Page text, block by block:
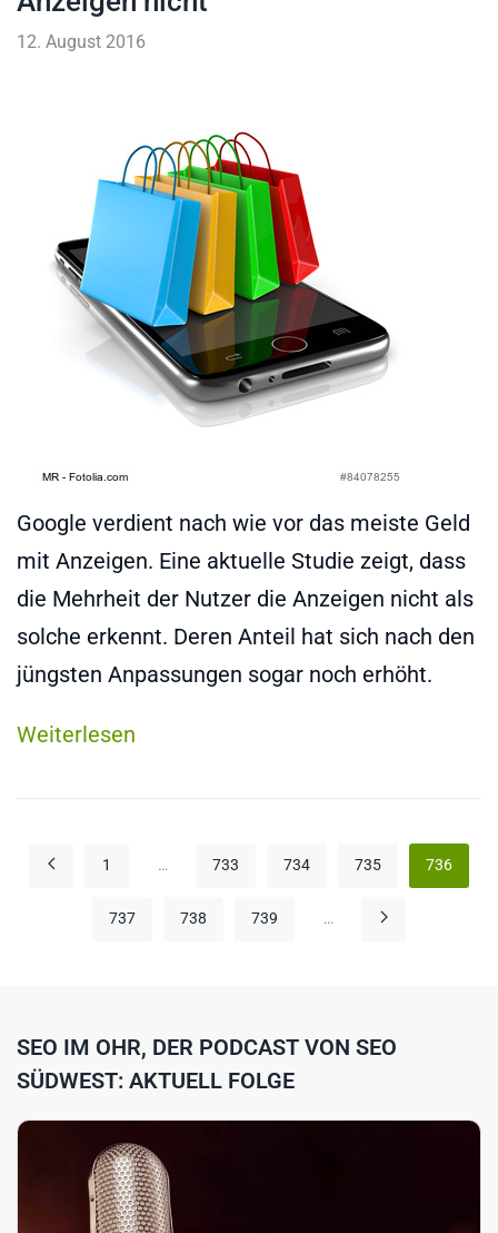
12. August 2016
Google verdient nach wie vor das meiste Geld
mit Anzeigen. Eine aktuelle Studie zeigt, dass
die Mehrheit der Nutzer die Anzeigen nicht als
solche erkennt. Deren Anteil hat sich nach den
jüngsten Anpassungen sogar noch erhöht.
Weiterlesen
1 … 733 734 735 736
737 738 739 …
SEO IM OHR, DER PODCAST VON SEO
SÜDWEST: AKTUELL FOLGE